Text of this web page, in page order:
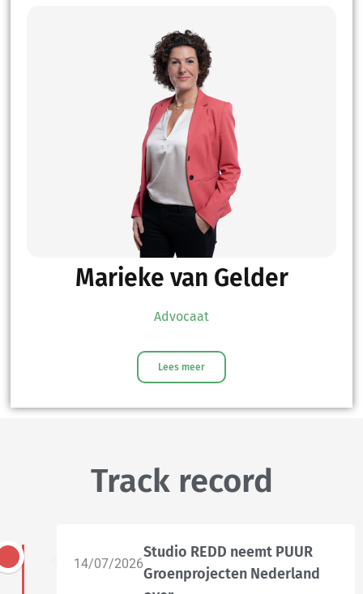
Marieke van Gelder
Advocaat
Lees meer
Track record
14/07/2026
Studio REDD neemt PUUR
Groenprojecten Nederland